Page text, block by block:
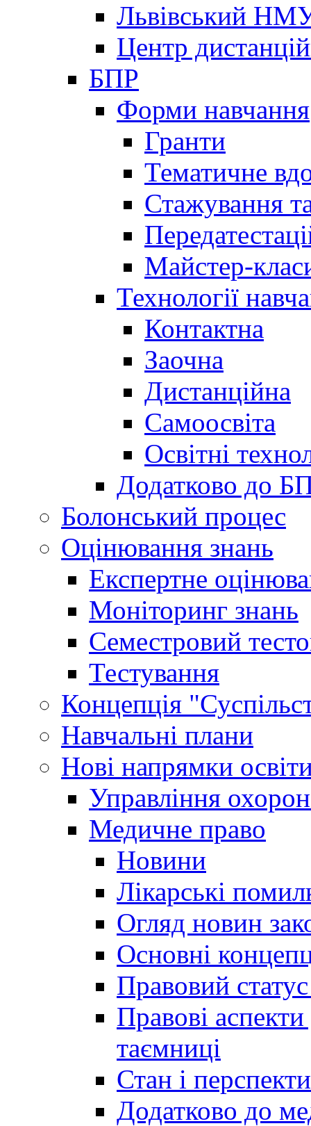
Львівський
Центр
БПР
Форми навчання
Гранти
Тематичне
Стажування
Майстер-
Технології
Контактна
Заочна
Дистанційна
Самоосвіта
Освітні
Додатково до
Болонський процес
Оцінювання знань
Експертне
Моніторинг знань
Семестровий
Тестування
Концепція
Навчальні плани
Нові напрямки
Управління
Медичне право
Новини
Лікарські
Огляд новин
Основні
Правовий
Правові
таємниці
Стан і
Додатково до